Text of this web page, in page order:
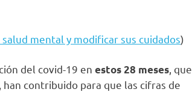
mental y modificar sus cuidados)
del covid-19 en estos 28 meses, que
contribuido para que las cifras de